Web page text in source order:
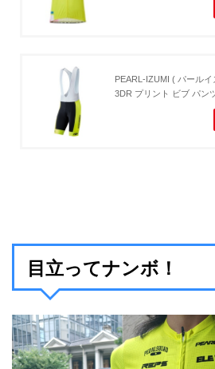
PEARL-IZUMI ( パール
3DR プリント ビブ パン
目立ってナンボ！